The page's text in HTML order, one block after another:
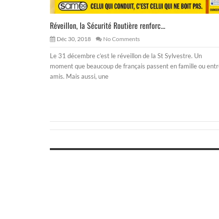
Réveillon, la Sécurité Routière renforc...
Déc 30, 2018 No Comments
Le 31 décembre c’est le réveillon de la St Sylvestre. Un
moment que beaucoup de français passent en famille ou
amis. Mais aussi, une